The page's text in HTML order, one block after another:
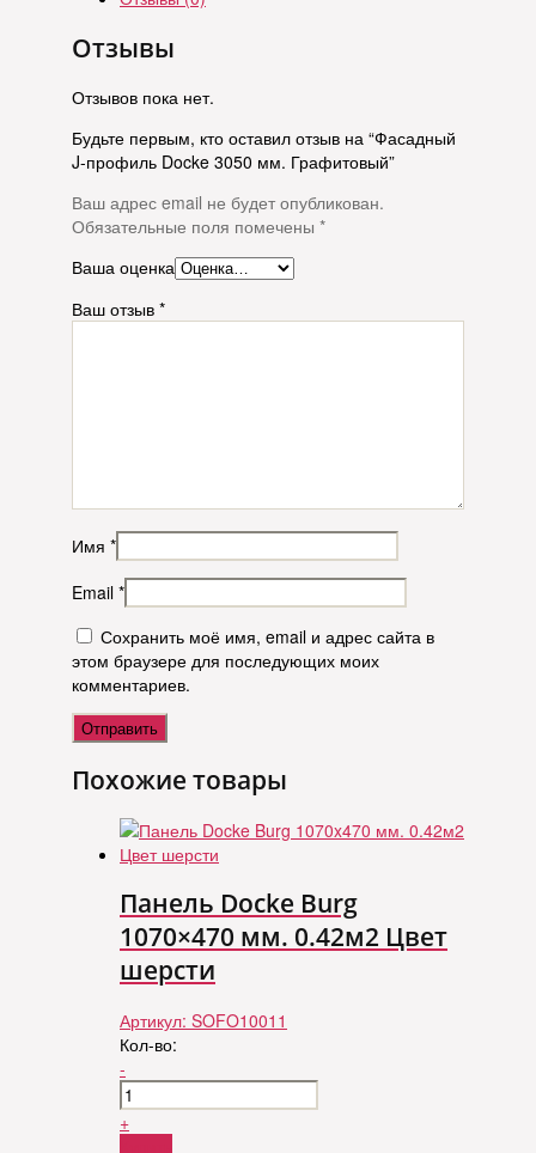
Отзывы
Отзывов пока нет.
Будьте первым, кто оставил отзыв на “Фасадный
J-профиль Docke 3050 мм. Графитовый”
Ваш адрес email не будет опубликован.
Обязательные поля помечены *
Ваша оценка
Ваш отзыв *
Имя *
Email *
Сохранить моё имя, email и адрес сайта в
этом браузере для последующих моих
комментариев.
Похожие товары
Панель Docke Burg
1070×470 мм. 0.42м2 Цвет
шерсти
Артикул: SOFO10011
Кол-во:
-
+